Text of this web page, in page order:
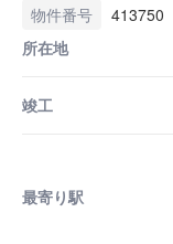
物件番号
413750
所在地
竣工
最寄り駅